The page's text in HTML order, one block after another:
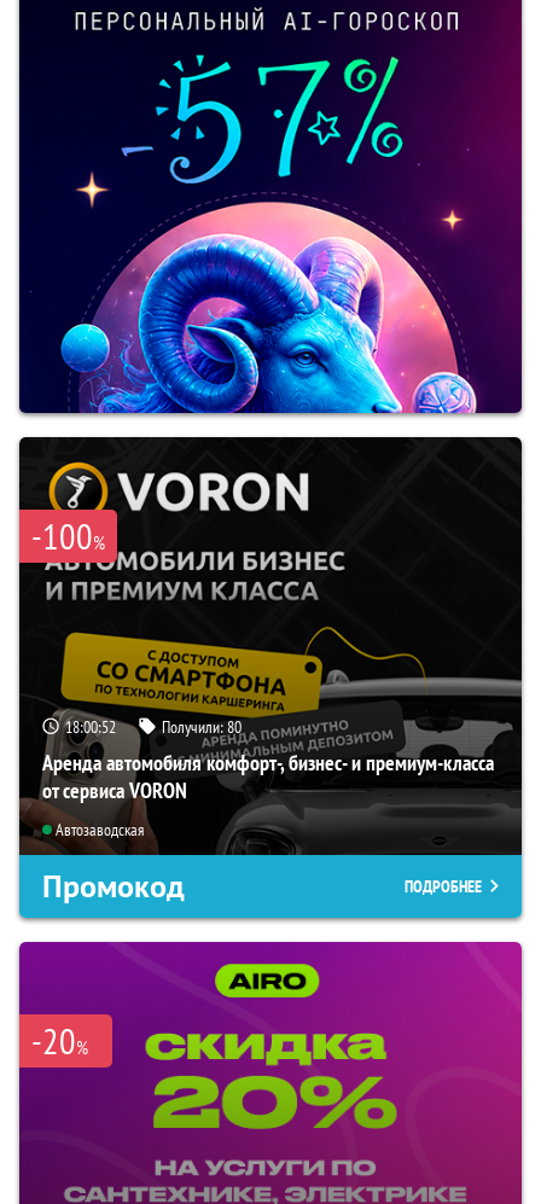
-100%
18:00:50 Получили:80
Аренда автомобиля комфорт-, бизнес- и премиум-класса
от сервиса VORON
Автозаводская
Промокод ПОДРОБНЕЕ
-20%